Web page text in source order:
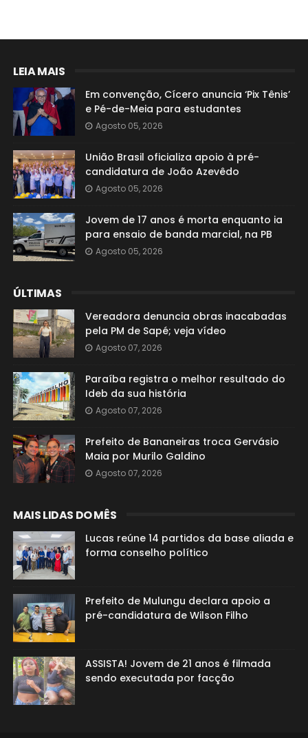
LEIA MAIS
Em convenção, Cícero anuncia ‘Pix Tênis’
e Pé-de-Meia para estudantes
Agosto 05, 2026
União Brasil oficializa apoio à pré-
candidatura de João Azevêdo
Agosto 05, 2026
Jovem de 17 anos é morta enquanto ia
para ensaio de banda marcial, na PB
Agosto 05, 2026
ÚLTIMAS
Vereadora denuncia obras inacabadas
pela PM de Sapé; veja vídeo
Agosto 07, 2026
Paraíba registra o melhor resultado do
Ideb da sua história
Agosto 07, 2026
Prefeito de Bananeiras troca Gervásio
Maia por Murilo Galdino
Agosto 07, 2026
MAIS LIDAS DO MÊS
Lucas reúne 14 partidos da base aliada e
forma conselho político
Prefeito de Mulungu declara apoio a
pré-candidatura de Wilson Filho
ASSISTA! Jovem de 21 anos é filmada
sendo executada por facção